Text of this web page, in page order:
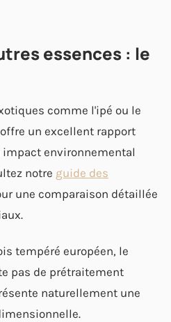
essences : le
comme l'ipé ou le
un excellent rapport
environnemental
notre guide des
une comparaison détaillée
tempéré européen, le
pas de prétraitement
naturellement une